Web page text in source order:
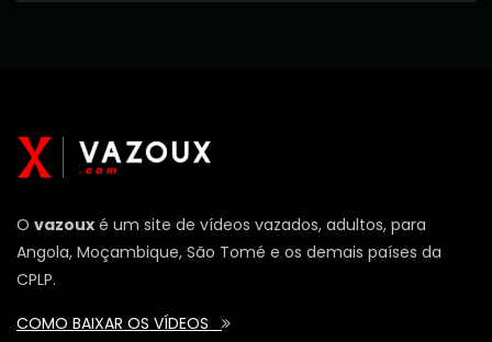
O vazoux é um site de vídeos vazados, adultos, para
Angola, Moçambique, São Tomé e os demais países da
CPLP.
COMO BAIXAR OS VÍDEOS